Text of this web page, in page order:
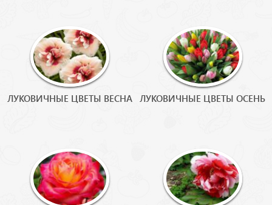
ЛУКОВИЧНЫЕ ЦВЕТЫ ВЕСНА ЛУКОВИЧНЫЕ ЦВЕТЫ ОСЕНЬ